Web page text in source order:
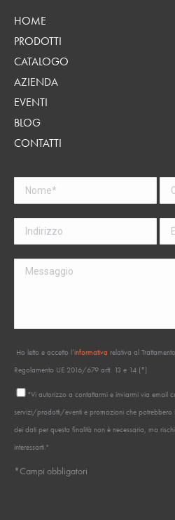
HOME
PRODOTTI
CATALOGO
AZIENDA
EVENTI
BLOG
CONTATTI
Ho letto e accetto l’informativa relativa al
Regolamento UE 2016/679 artt. 13 e 14 (*)
"Vi autorizzo a contattarmi e inviarmi via email
servizi/prodotti/eventi e promozioni che potrebbero
dei dati per questa finalità non è necessaria, ma
interessarti."
*Campi obbligatori